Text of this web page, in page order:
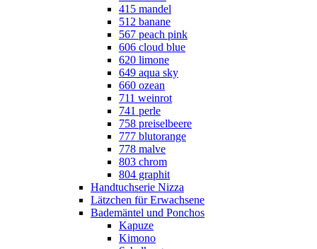
415 mandel
512 banane
567 peach pink
606 cloud blue
620 limone
649 aqua sky
660 ozean
711 weinrot
741 perle
758 preiselbeere
777 blutorange
778 malve
803 chrom
804 graphit
Handtuchserie Nizza
Lätzchen für Erwachsene
Bademäntel und Ponchos
Kapuze
Kimono